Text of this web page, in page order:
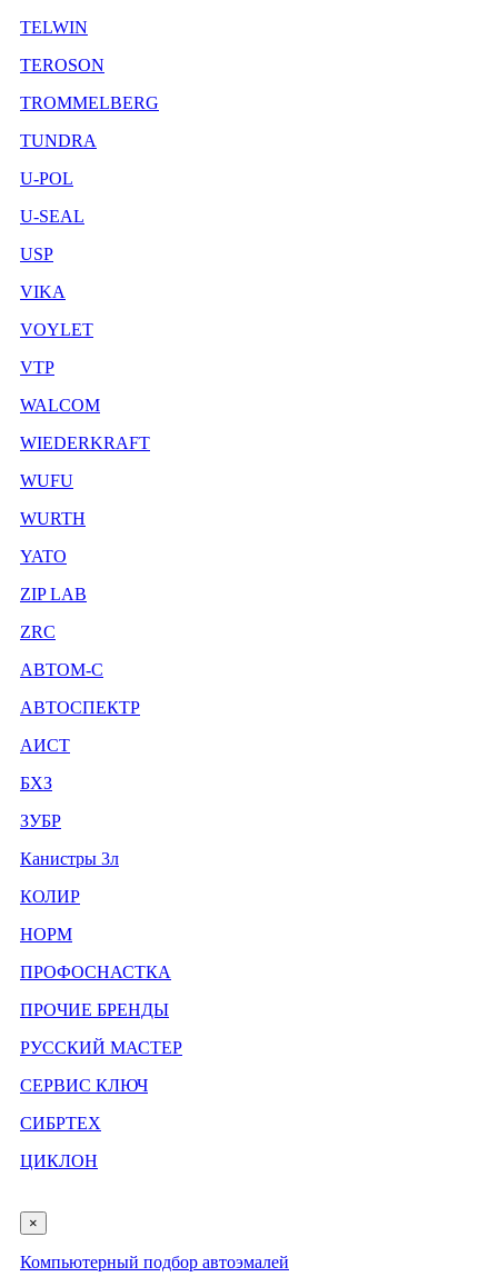
TELWIN
TEROSON
TROMMELBERG
TUNDRA
U-POL
U-SEAL
USP
VIKA
VOYLET
VTP
WALCOM
WIEDERKRAFT
WUFU
WURTH
YATO
ZIP LAB
ZRC
АВТОМ-С
АВТОСПЕКТР
АИСТ
БХЗ
ЗУБР
Канистры 3л
КОЛИР
НОРМ
ПРОФОСНАСТКА
ПРОЧИЕ БРЕНДЫ
РУССКИЙ МАСТЕР
СЕРВИС КЛЮЧ
СИБРТЕХ
ЦИКЛОН
×
Компьютерный подбор автоэмалей